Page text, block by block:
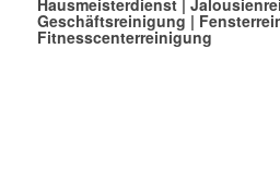
Geschäftsreinigung |
Fitnesscenterreinigung